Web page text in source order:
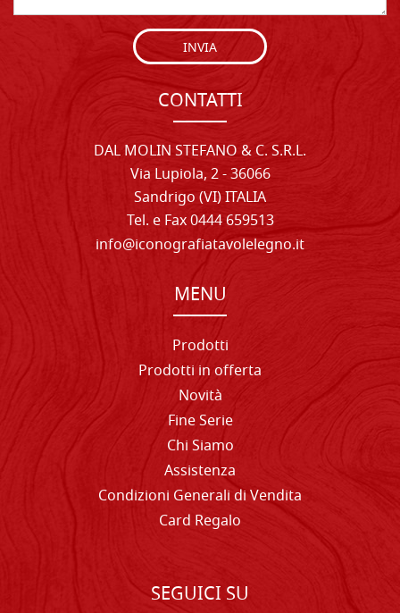
INVIA
CONTATTI
DAL MOLIN STEFANO & C. S.R.L.
Via Lupiola, 2 - 36066
Sandrigo (VI) ITALIA
Tel. e Fax 0444 659513
info@iconografiatavolelegno.it
MENU
Prodotti
Prodotti in offerta
Novità
Fine Serie
Chi Siamo
Assistenza
Condizioni Generali di Vendita
Card Regalo
SEGUICI SU